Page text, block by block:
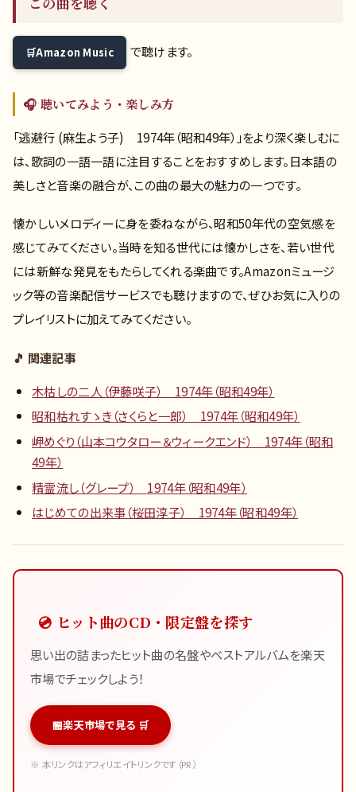
Amazon Music で聴けます。
🎧 聴いてみよう・楽しみ方
「逃避行 (麻生よう子) 1974年（昭和49年）」をより深く楽しむに
は、歌詞の一語一語に注目することをおすすめします。日本語の
美しさと音楽の融合が、この曲の最大の魅力の一つです。
懐かしいメロディーに身を委ねながら、昭和50年代の空気感を
感じてみてください。当時を知る世代には懐かしさを、若い世代
には新鮮な発見をもたらしてくれる楽曲です。Amazonミュージ
ック等の音楽配信サービスでも聴けますので、ぜひお気に入りの
プレイリストに加えてみてください。
🎵 関連記事
木枯しの二人（伊藤咲子） 1974年（昭和49年）
昭和枯れすゝき（さくらと一郎） 1974年（昭和49年）
岬めぐり（山本コウタロー＆ウィークエンド） 1974年（昭和
49年）
精霊流し（グレープ） 1974年（昭和49年）
はじめての出来事（桜田淳子） 1974年（昭和49年）
💿 ヒット曲のCD・限定盤を探す
思い出の詰まったヒット曲の名盤やベストアルバムを楽天
市場でチェックしよう！
楽天市場で見る 🛒
※ 本リンクはアフィリエイトリンクです（PR）